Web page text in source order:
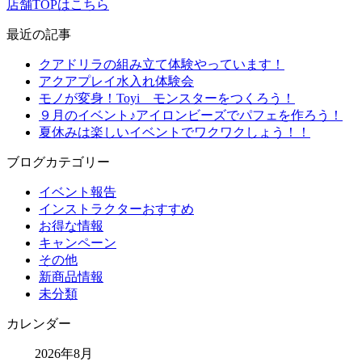
店舗TOPはこちら
最近の記事
クアドリラの組み立て体験やっています！
アクアプレイ水入れ体験会
モノが変身！Toyi モンスターをつくろう！
９月のイベント♪アイロンビーズでパフェを作ろう！
夏休みは楽しいイベントでワクワクしょう！！
ブログカテゴリー
イベント報告
インストラクターおすすめ
お得な情報
キャンペーン
その他
新商品情報
未分類
カレンダー
2026年8月